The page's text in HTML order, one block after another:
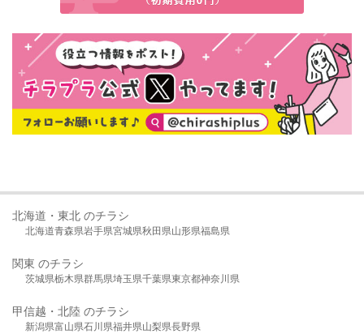
北海道・東北 のチラシ
北海道青森県岩手県宮城県秋田県山形県福島県
関東 のチラシ
茨城県栃木県群馬県埼玉県千葉県東京都神奈川県
甲信越・北陸 のチラシ
新潟県富山県石川県福井県山梨県長野県